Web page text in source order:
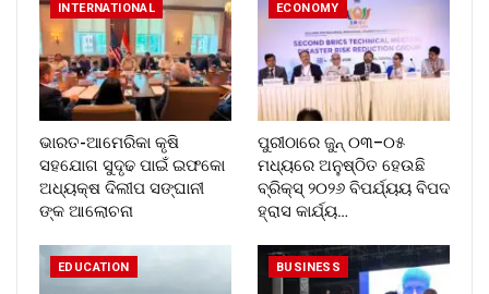
INTERNATIONAL
ଭାରତ-ଆମେରିକା କୃଷି
ସହଯୋଗ ସୁଦୃଢ ପାଇଁ ଇଫକୋ
ଅଧ୍ୟକ୍ଷ ଦିଲୀପ ସଙ୍ଘାନୀ
ଙ୍କ ଆଲୋଚନା
ECONOMY
ପୁରୀଠାରେ ଜୁନ୍ ୦୩–୦୫
ମଧ୍ୟରେ ଅନୁଷ୍ଠିତ ହେଉଛି
ବ୍ରିକ୍ସ୍ ୨୦୨୬ ବିପର୍ଯ୍ୟୟ ବିପଦ
ହ୍ରାସ କାର୍ଯ୍ୟ…
EDUCATION BUSINESS